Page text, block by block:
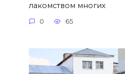
лакомством многих
0 65